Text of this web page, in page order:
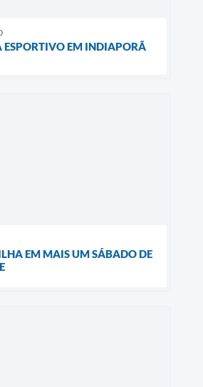
ESPORTIVO EM INDIAPORÃ
EM MAIS UM SÁBADO DE